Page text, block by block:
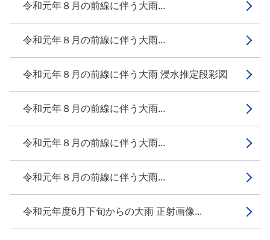
令和元年８月の前線に伴う大雨...
令和元年８月の前線に伴う大雨...
令和元年８月の前線に伴う大雨 浸水推定段彩図
令和元年８月の前線に伴う大雨...
令和元年８月の前線に伴う大雨...
令和元年８月の前線に伴う大雨...
令和元年度6月下旬からの大雨 正射画像...